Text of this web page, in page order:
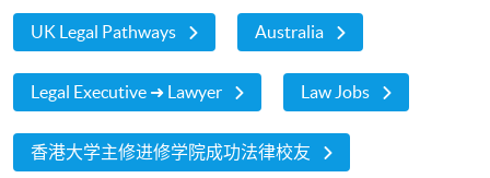
UK Legal Pathways Australia
Legal Executive ➜ Lawyer Law Jobs
香港大学主修进修学院成功法律校友